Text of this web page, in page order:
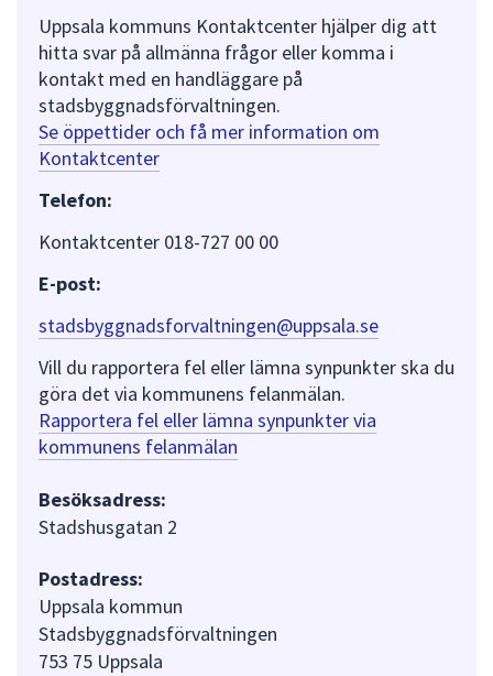
Uppsala kommuns Kontaktcenter hjälper dig att
hitta svar på allmänna frågor eller komma i
kontakt med en handläggare på
stadsbyggnadsförvaltningen.
Se öppettider och få mer information om
Kontaktcenter
Telefon:
Kontaktcenter 018-727 00 00
E-post:
stadsbyggnadsforvaltningen@uppsala.se
Vill du rapportera fel eller lämna synpunkter ska du
göra det via kommunens felanmälan.
Rapportera fel eller lämna synpunkter via
kommunens felanmälan
Besöksadress:
Stadshusgatan 2
Postadress:
Uppsala kommun
Stadsbyggnadsförvaltningen
753 75 Uppsala